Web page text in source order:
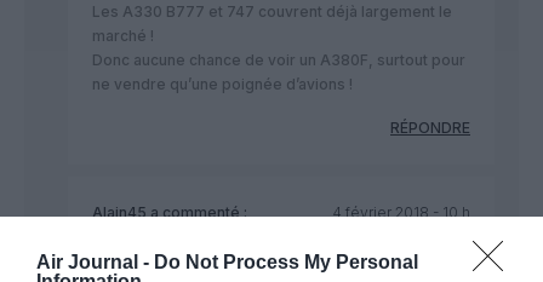
Air Journal - Do Not Process My Personal
Les A330 B777 et 747 couvrent déjà largement le
marché !
Donc aucune chance de voir un A380F, surtout pour
ne vendre qu’une poignée d’avions !
RÉPONDRE
Alain45 a commenté :
4 février 2018 - 10 h
Si Airbus devait investir quelques € pour un avion de